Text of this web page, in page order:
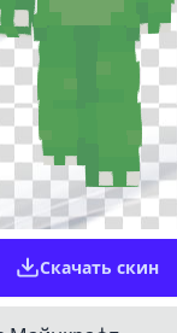
Скачать скин